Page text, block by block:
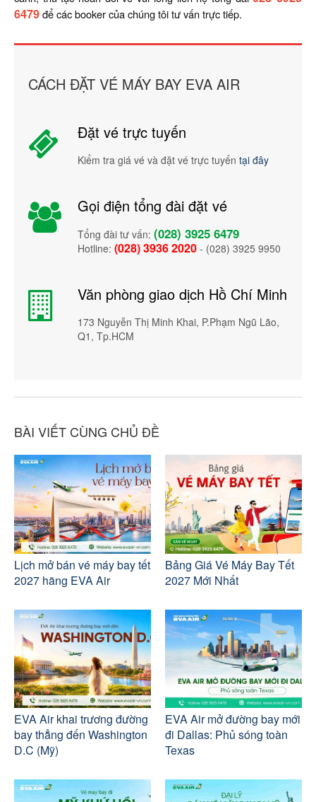
6479để các booker của chúng tôi tư vấn trực tiếp.
CÁCH ĐẶT VÉ MÁY BAY EVA AIR
Đặt vé trực tuyến
Kiểm tra giá vé và đặt vé trực tuyến tại đây
Gọi điện tổng đài đặt vé
Tổng đài tư vấn: (028) 3925 6479
Hotline: (028) 3936 2020 - (028) 3925 9950
Văn phòng giao dịch Hồ Chí Minh
173 Nguyễn Thị Minh Khai, P.Phạm Ngũ Lão,
Q1, Tp.HCM
BÀI VIẾT CÙNG CHỦ ĐỀ
Lịch mở bán vé máy bay tết
2027 hãng EVA Air
Bảng Giá Vé Máy Bay Tết
2027 Mới Nhất
EVA Air khai trương đường
bay thẳng đến Washington
D.C (Mỹ)
EVA Air mở đường bay mới
đi Dallas: Phủ sóng toàn
Texas